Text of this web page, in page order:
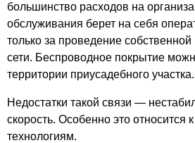
деревня Ухорское
деревня Хрипенки
деревня Чевкино
деревня Шатилово
деревня Ясаково
деревня Ясаковские Выселки
деревня Аграфеновка
деревня Новые Лупяжи
большинство расходов на
обслуживания берет на себя
только за проведение
сети. Беспроводное покрытие
территории приусадебного участка.
Недостатки такой связи —
скорость. Особенно это относится
технологиям.